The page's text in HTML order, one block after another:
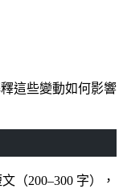
這些變動如何影響
（200–300 字），